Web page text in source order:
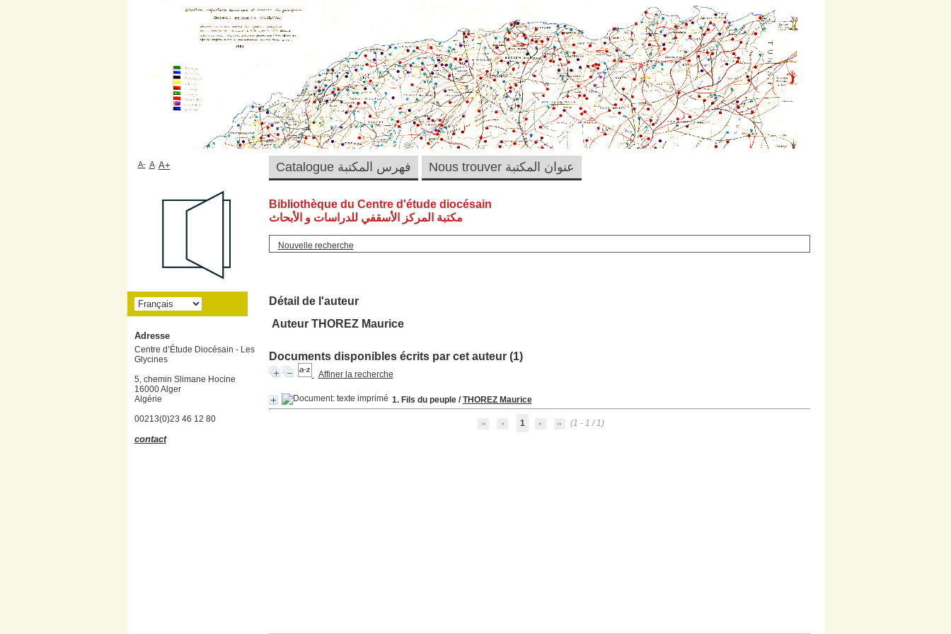
Bibliothèque du Centre d'étude diocésain
مكتبة المركز الأسقفي للدراسات و الأبحاث
Nouvelle recherche
Détail de l'auteur
Auteur THOREZ Maurice
Documents disponibles écrits par cet auteur (1)
Affiner la recherche
1. Fils du peuple/THOREZ Maurice
1 (1 - 1 / 1)
Catalogue فهرس المكتبة Nous trouver عنوان المكتبة A- A A+
Adresse
Centre d’Étude Diocésain - Les
Glycines
5, chemin Slimane Hocine
16000 Alger
Algérie
00213(0)23 46 12 80
contact